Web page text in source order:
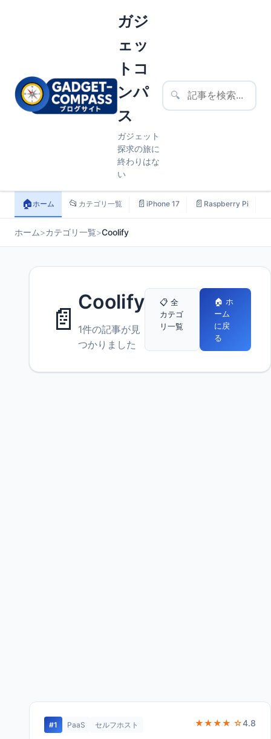
ガジ
ェッ
トコ
ンパ
ス
ガジェット
探求の旅に
終わりはな
い
🔍
🏠ホーム 📂 カテゴリ一覧 📄 iPhone 17 📄 Raspberry Pi
ホーム>カテゴリ一覧>Coolify
📄 Coolify
1件の記事が見
つかりました
📋 全
カテゴ
リ一覧
🏠 ホ
ーム
に戻
る
#1 PaaS セルフホスト ★★★★ ☆4.8